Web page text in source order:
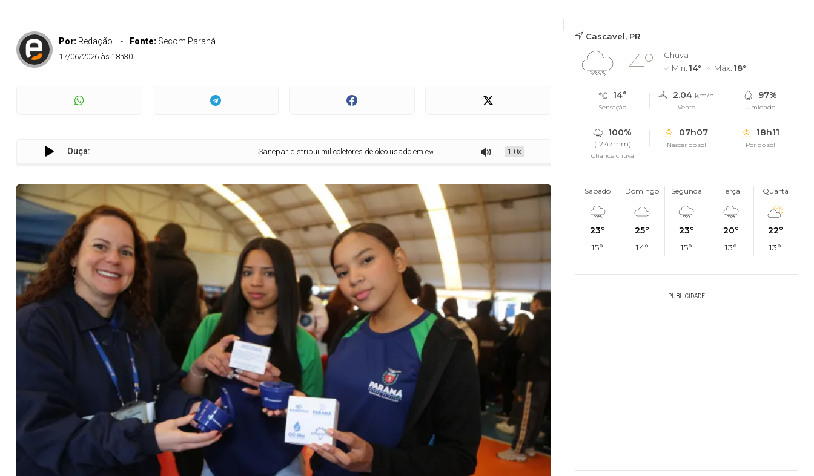
Por: Redação Fonte: Secom Paraná
17/06/2026 às 18h30
Ouça: Sanepar distribui mil coletores de óleo usado em evento educativo em Piraquara 1.0x
Cascavel, PR
14°
Chuva
Mín. 14° Máx. 18°
14°
Sensação
2.04 km/h
Vento
97%
Umidade
100%
(12.47mm)
Chance chuva
07h07
Nascer do sol
18h11
Pôr do sol
Sábado
23°
15°
Domingo
25°
14°
Segunda
23°
15°
Terça
20°
13°
Quarta
22°
13°
PUBLICIDADE